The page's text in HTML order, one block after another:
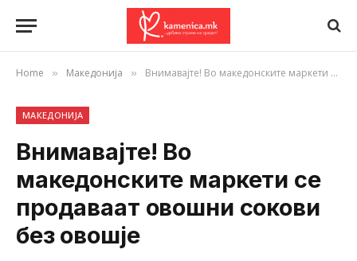
Home » Македонија » Внимавајте! Во македонските маркети се продаваат овошни сокови без овошје
МАКЕДОНИЈА
Внимавајте! Во
македонските маркети се
продаваат овошни сокови
без овошје